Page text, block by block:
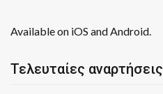
Available on iOS and Android.
Τελευταίες αναρτήσεις